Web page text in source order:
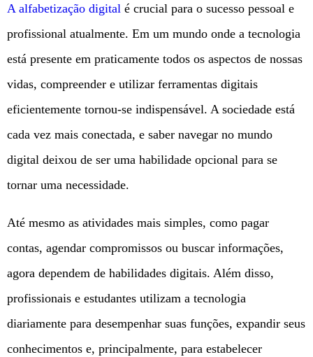
A alfabetização digital é crucial para o sucesso pessoal e
profissional atualmente. Em um mundo onde a tecnologia
está presente em praticamente todos os aspectos de nossas
vidas, compreender e utilizar ferramentas digitais
eficientemente tornou-se indispensável. A sociedade está
cada vez mais conectada, e saber navegar no mundo
digital deixou de ser uma habilidade opcional para se
tornar uma necessidade.
Até mesmo as atividades mais simples, como pagar
contas, agendar compromissos ou buscar informações,
agora dependem de habilidades digitais. Além disso,
profissionais e estudantes utilizam a tecnologia
diariamente para desempenhar suas funções, expandir seus
conhecimentos e, principalmente, para estabelecer